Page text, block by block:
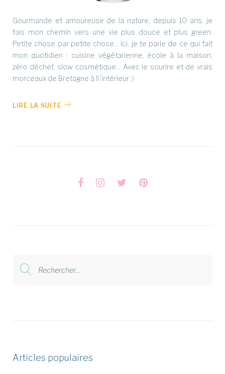
Gourmande et amoureuse de la nature, depuis 10 ans, je
fais mon chemin vers une vie plus douce et plus green.
Petite chose par petite chose... Ici, je te parle de ce qui fait
mon quotidien : cuisine végétarienne, école à la maison,
zéro déchet, slow cosmétique... Avec le sourire et de vrais
morceaux de Bretagne à l\'intérieur ;)
LIRE LA SUITE
Articles populaires